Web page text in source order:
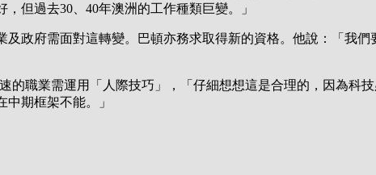
但過去30、40年澳洲的工作種類巨變。」
政府需面對這轉變。巴頓亦務求取得新的資格。他說：「我
的職業需運用「人際技巧」，「仔細想想這是合理的，因為科
期框架不能。」